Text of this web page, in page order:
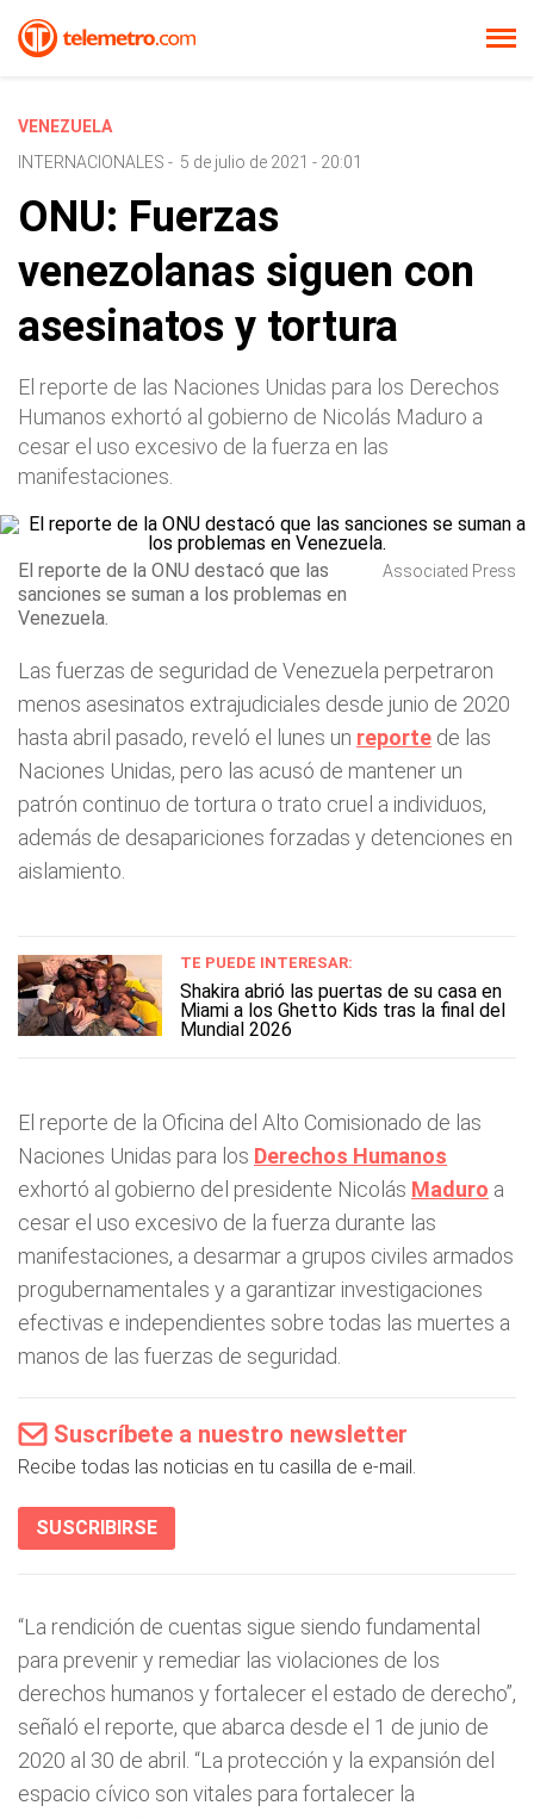
VENEZUELA
INTERNACIONALES - 5 de julio de 2021 - 20:01
ONU: Fuerzas
venezolanas siguen con
asesinatos y tortura
El reporte de las Naciones Unidas para los Derechos
Humanos exhortó al gobierno de Nicolás Maduro a
cesar el uso excesivo de la fuerza en las
manifestaciones.
El reporte de la ONU destacó que las
sanciones se suman a los problemas en
Venezuela.
Associated Press
Las fuerzas de seguridad de Venezuela perpetraron
menos asesinatos extrajudiciales desde junio de 2020
hasta abril pasado, reveló el lunes un reporte de las
Naciones Unidas, pero las acusó de mantener un
patrón continuo de tortura o trato cruel a individuos,
además de desapariciones forzadas y detenciones en
aislamiento.
TE PUEDE INTERESAR:
Shakira abrió las puertas de su casa en
Miami a los Ghetto Kids tras la final del
Mundial 2026
El reporte de la Oficina del Alto Comisionado de las
Naciones Unidas para los Derechos Humanos
exhortó al gobierno del presidente Nicolás Maduro a
cesar el uso excesivo de la fuerza durante las
manifestaciones, a desarmar a grupos civiles armados
progubernamentales y a garantizar investigaciones
efectivas e independientes sobre todas las muertes a
manos de las fuerzas de seguridad.
Suscríbete a nuestro newsletter
Recibe todas las noticias en tu casilla de e-mail.
SUSCRIBIRSE
“La rendición de cuentas sigue siendo fundamental
para prevenir y remediar las violaciones de los
derechos humanos y fortalecer el estado de derecho”,
señaló el reporte, que abarca desde el 1 de junio de
2020 al 30 de abril. “La protección y la expansión del
espacio cívico son vitales para fortalecer la